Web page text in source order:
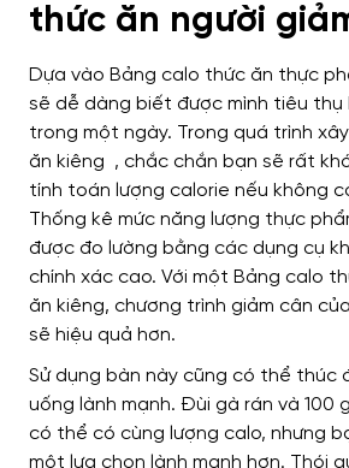
thức ăn người
Dựa vào Bảng calo thức ăn thực
sẽ dễ dàng biết được mình tiêu thụ
trong một ngày. Trong quá trình
ăn kiêng , chắc chắn bạn sẽ rất
tính toán lượng calorie nếu không
Thống kê mức năng lượng thực
được đo lường bằng các dụng cụ
chính xác cao. Với một Bảng calo
ăn kiêng, chương trình giảm cân
sẽ hiệu quả hơn.
Sử dụng bàn này cũng có thể thúc
uống lành mạnh. Đùi gà rán và 100
có thể có cùng lượng calo, nhưng
một lựa chọn lành mạnh hơn. Thói